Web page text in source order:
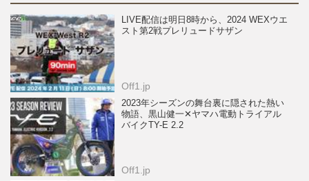
LIVE配信は明日8時から、2024 WEXウエ
スト第2戦プレリュードサザン
Off1.jp
2023年シーズンの舞台裏に隠された熱い
物語、黒山健一✕ヤマハ電動トライアル
バイクTY-E 2.2
Off1.jp